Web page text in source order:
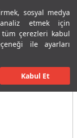
sosyal medya
etmek için
tüm çerezleri kabul
ile ayarları
Kabul Et
Menü
Bataryaları